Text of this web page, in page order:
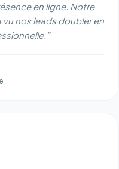
en ligne. Notre
nos leads doubler en
”